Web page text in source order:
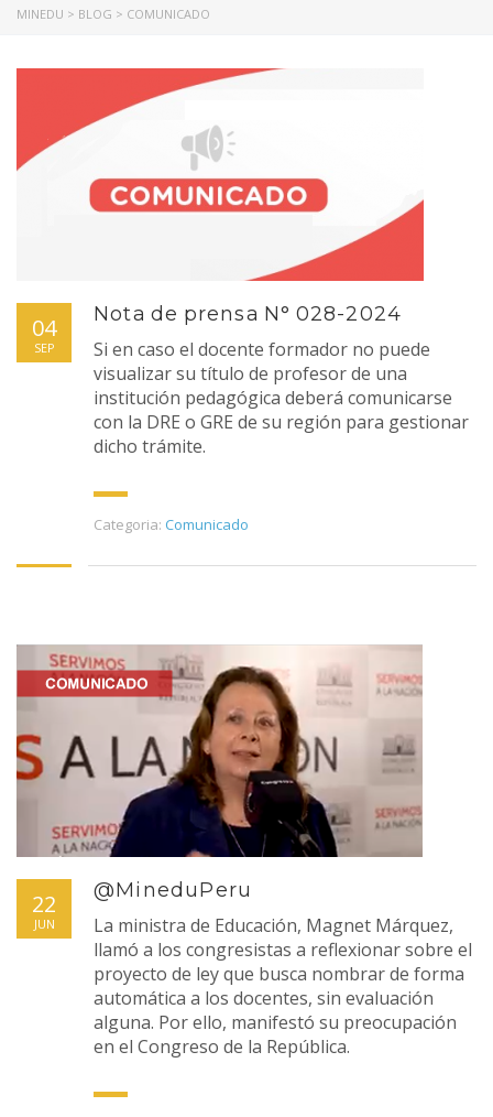
MINEDU > BLOG > COMUNICADO
04
SEP
Nota de prensa N° 028-2024
Si en caso el docente formador no puede
visualizar su título de profesor de una
institución pedagógica deberá comunicarse
con la DRE o GRE de su región para gestionar
dicho trámite.
Categoria: Comunicado
22
JUN
@MineduPeru
La ministra de Educación, Magnet Márquez,
llamó a los congresistas a reflexionar sobre el
proyecto de ley que busca nombrar de forma
automática a los docentes, sin evaluación
alguna. Por ello, manifestó su preocupación
en el Congreso de la República.